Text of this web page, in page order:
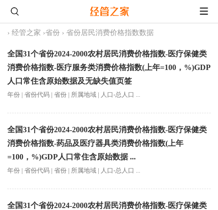
› 经管之家 ›省份 › 省份居民消费价格指数数据
全国31个省份2024-2000农村居民消费价格指数-医疗保健类
消费价格指数-医疗服务类消费价格指数(上年=100，%)GDP
人口常住含原始数据及无缺失值页签
年份 | 省份代码 | 省份 | 所属地域 | 人口-总人口 ...
全国31个省份2024-2000农村居民消费价格指数-医疗保健类
消费价格指数-药品及医疗器具类消费价格指数(上年
=100，%)GDP人口常住含原始数据 ...
年份 | 省份代码 | 省份 | 所属地域 | 人口-总人口 ...
全国31个省份2024-2000农村居民消费价格指数-医疗保健类